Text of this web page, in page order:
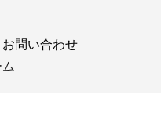
問い合わせ